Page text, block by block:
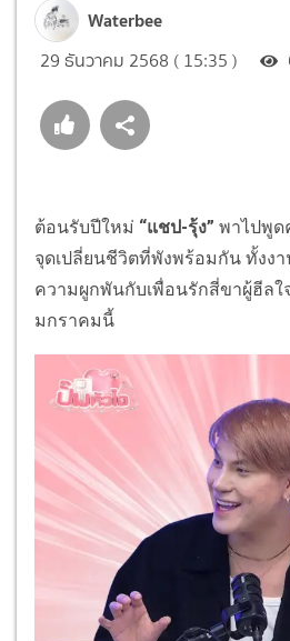
Waterbee
29 ธันวาคม 2568 ( 15:35 )
ต้อนรับปีใหม่ “แชป-รุ้ง” พาไปพูด
จุดเปลี่ยนชีวิตที่พังพร้อมกัน ทั้งงา
ความผูกพันกับเพื่อนรักสี่ขาผู้ฮีลใ
มกราคมนี้